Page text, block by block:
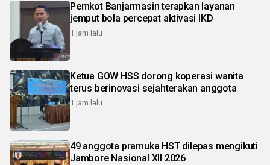
Pemkot Banjarmasin terapkan layanan
jemput bola percepat aktivasi IKD
1 jam lalu
Ketua GOW HSS dorong koperasi wanita
terus berinovasi sejahterakan anggota
1 jam lalu
49 anggota pramuka HST dilepas mengikuti
Jambore Nasional XII 2026